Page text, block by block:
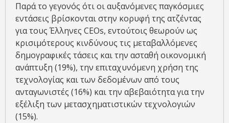
Παρά το γεγονός ότι οι αυξανόμενες παγκόσμιες
εντάσεις βρίσκονται στην κορυφή της ατζέντας
για τους Έλληνες CEOs, εντούτοις θεωρούν ως
κρισιμότερους κινδύνους τις μεταβαλλόμενες
δημογραφικές τάσεις και την ασταθή οικονομική
ανάπτυξη (19%), την επιταχυνόμενη χρήση της
τεχνολογίας και των δεδομένων από τους
ανταγωνιστές (16%) και την αβεβαιότητα για την
εξέλιξη των μετασχηματιστικών τεχνολογιών
(15%).